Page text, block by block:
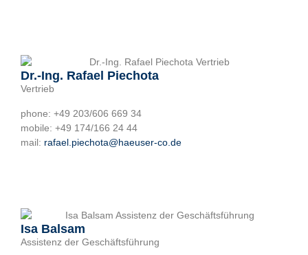
Dr.-Ing. Rafael Piechota
Vertrieb
phone: +49 203/606 669 34
mobile: +49 174/166 24 44
mail: rafael.piechota@haeuser-co.de
Isa Balsam
Assistenz der Geschäftsführung